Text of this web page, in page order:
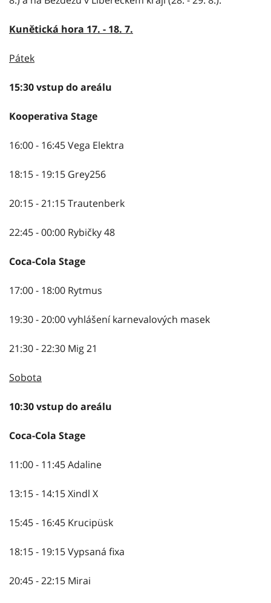
Kunětická hora 17. - 18. 7.
Pátek
15:30 vstup do areálu
Kooperativa Stage
16:00 - 16:45 Vega Elektra
18:15 - 19:15 Grey256
20:15 - 21:15 Trautenberk
22:45 - 00:00 Rybičky 48
Coca-Cola Stage
17:00 - 18:00 Rytmus
19:30 - 20:00 vyhlášení karnevalových masek
21:30 - 22:30 Mig 21
Sobota
10:30 vstup do areálu
Coca-Cola Stage
11:00 - 11:45 Adaline
13:15 - 14:15 Xindl X
15:45 - 16:45 Krucipüsk
18:15 - 19:15 Vypsaná fixa
20:45 - 22:15 Mirai